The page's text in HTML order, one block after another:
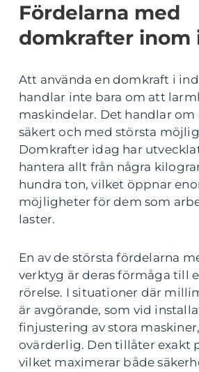
Fördelarna med
domkrafter inom
Att använda en domkraft i
handlar inte bara om att
maskindelar. Det handlar
säkert och med största
Domkrafter idag har
hantera allt från några
hundra ton, vilket öppnar
möjligheter för dem som
laster.
En av de största fördelarna
verktyg är deras förmåga till
rörelse. I situationer där
är avgörande, som vid
finjustering av stora
ovärderlig. Den tillåter exakt
vilket maximerar både